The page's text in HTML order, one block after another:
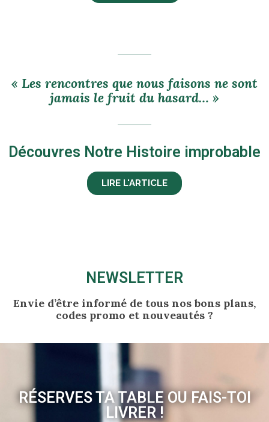
« Les rencontres que nous faisons ne sont
jamais le fruit du hasard… »
Découvres Notre Histoire improbable
LIRE L'ARTICLE
NEWSLETTER
Envie d’être informé de tous nos bons plans,
codes promo et nouveautés ?
RÉSERVES TA TABLE OU FAIS-TOI
LIVRER !